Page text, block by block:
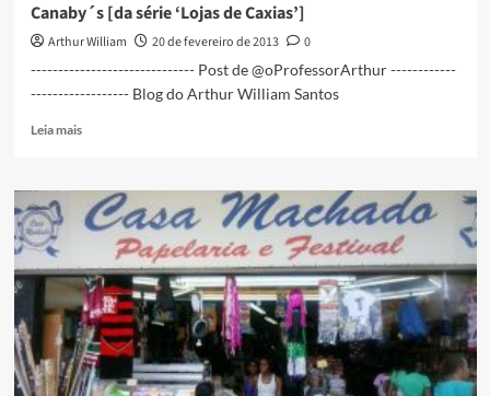
Canaby´s [da série ‘Lojas de Caxias’]
Arthur William 20 de fevereiro de 2013
0
------------------------------ Post de @oProfessorArthur ------------
------------------ Blog do Arthur William Santos
Leia maisRead
Canaby
´s
[da
‘Lojas
de
Caxias’]